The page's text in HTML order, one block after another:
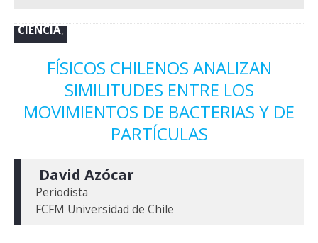
CIENCIA,
FÍSICOS CHILENOS ANALIZAN
SIMILITUDES ENTRE LOS
MOVIMIENTOS DE BACTERIAS Y DE
PARTÍCULAS
David Azócar
Periodista